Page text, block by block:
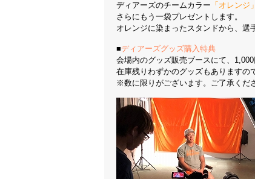
ディアーズのチームカラー 「オレンジ
さらにもう一袋プレゼントします。
オレンジに染まったスタンドから、選
■ディアーズグッズ購入特典
会場内のグッズ販売ブースにて、
在庫残りわずかのグッズもありますの
※数に限りがございます。ご了承くだ